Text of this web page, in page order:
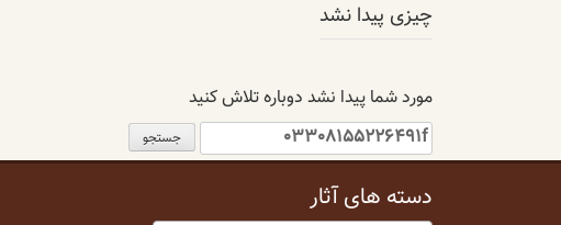
چیزی پیدا نشد
مورد شما پیدا نشد دوباره تلاش کنید
جستجو
برای:
دسته های آثار